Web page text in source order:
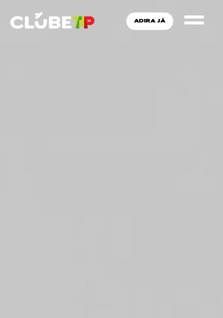
ADIRA JÁ